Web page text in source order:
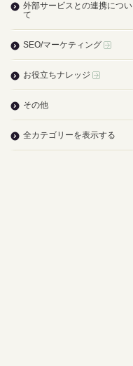
外部サービスとの連携につい
て
SEO/マーケティング
お役立ちナレッジ
その他
全カテゴリーを表示する